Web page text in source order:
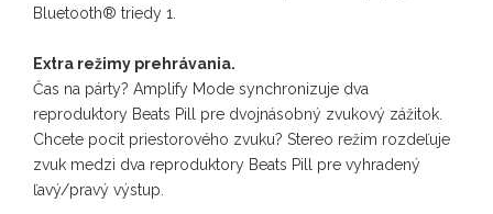
Bluetooth® triedy 1.
Extra režimy prehrávania.
Čas na párty? Amplify Mode synchronizuje dva
reproduktory Beats Pill pre dvojnásobný zvukový zážitok.
Chcete pocit priestorového zvuku? Stereo režim rozdeľuje
zvuk medzi dva reproduktory Beats Pill pre vyhradený
ľavý/pravý výstup.